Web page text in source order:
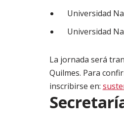
Universidad
Universidad
La jornada será
Quilmes. Para
inscribirse en: